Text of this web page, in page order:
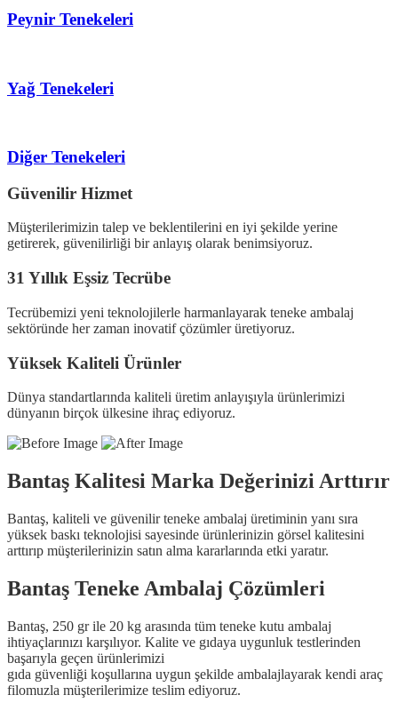
Peynir Tenekeleri
Yağ Tenekeleri
Diğer Tenekeleri
Güvenilir Hizmet
Müşterilerimizin talep ve beklentilerini en iyi şekilde yerine
getirerek, güvenilirliği bir anlayış olarak benimsiyoruz.
31 Yıllık Eşsiz Tecrübe
Tecrübemizi yeni teknolojilerle harmanlayarak teneke ambalaj
sektöründe her zaman inovatif çözümler üretiyoruz.
Yüksek Kaliteli Ürünler
Dünya standartlarında kaliteli üretim anlayışıyla ürünlerimizi
dünyanın birçok ülkesine ihraç ediyoruz.
Bantaş Kalitesi Marka Değerinizi Arttırır
Bantaş, kaliteli ve güvenilir teneke ambalaj üretiminin yanı sıra
yüksek baskı teknolojisi sayesinde ürünlerinizin görsel kalitesini
arttırıp müşterilerinizin satın alma kararlarında etki yaratır.
Bantaş Teneke Ambalaj Çözümleri
Bantaş, 250 gr ile 20 kg arasında tüm teneke kutu ambalaj
ihtiyaçlarınızı karşılıyor. Kalite ve gıdaya uygunluk testlerinden
başarıyla geçen ürünlerimizi
gıda güvenliği koşullarına uygun şekilde ambalajlayarak kendi araç
filomuzla müşterilerimize teslim ediyoruz.